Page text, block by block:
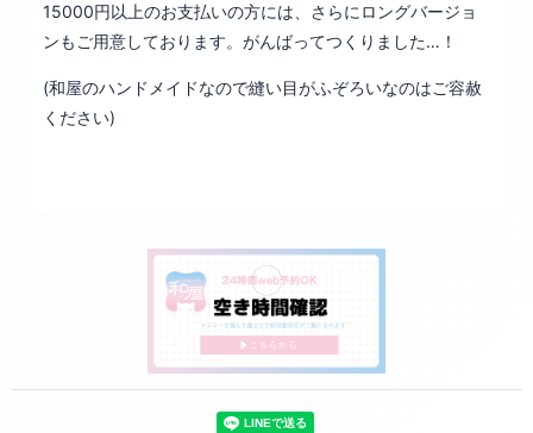
15000円以上のお支払いの方には、さらにロングバージョ
ンもご用意しております。がんばってつくりました…！
(和屋のハンドメイドなので縫い目がふぞろいなのはご容赦
ください)